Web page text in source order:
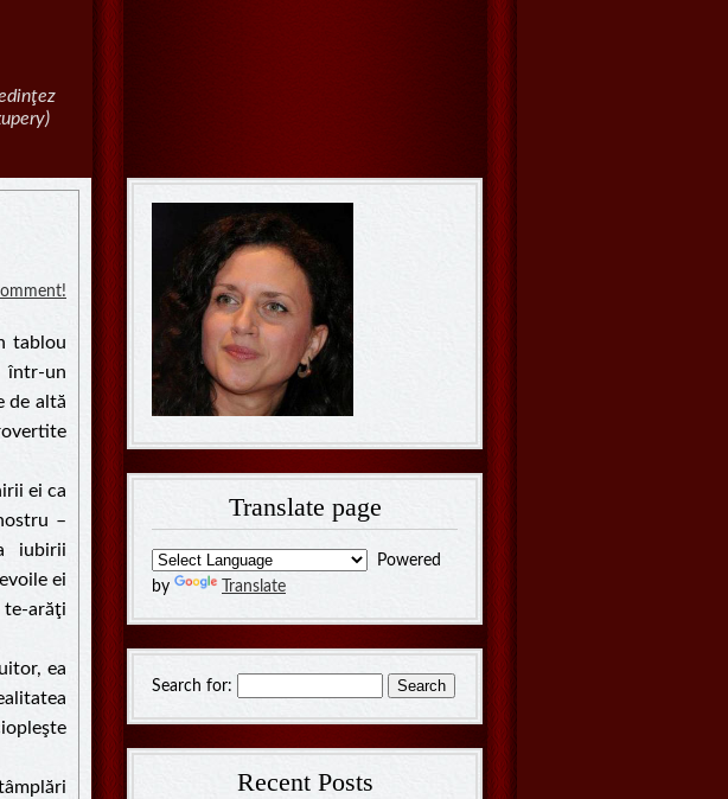
tablou
într-un
de altă
ei ca
–
iubirii
ei
te-arăţi
ea
Translate page
Powered
by
Translate
Search for:
Recent Posts